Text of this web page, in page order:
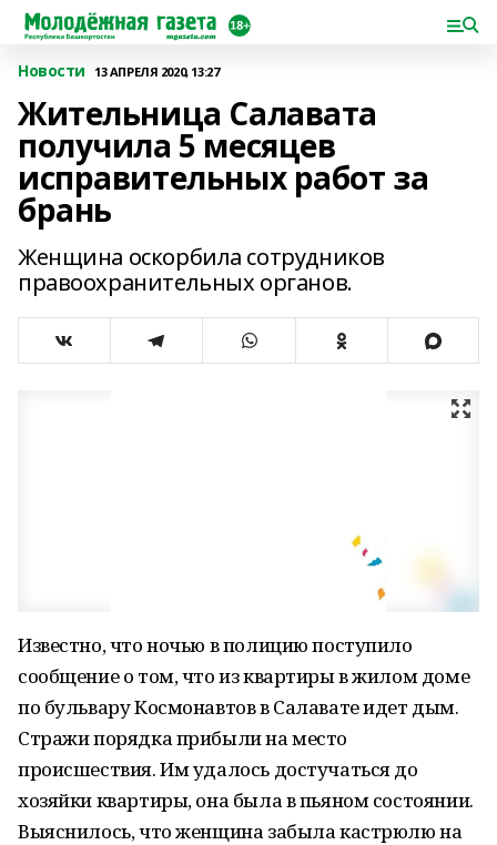
Новости 13 АПРЕЛЯ 2020, 13:27
Жительница Салавата
получила 5 месяцев
исправительных работ за
брань
Женщина оскорбила сотрудников
правоохранительных органов.
Известно, что ночью в полицию поступило
сообщение о том, что из квартиры в жилом доме
по бульвару Космонавтов в Салавате идет дым.
Стражи порядка прибыли на место
происшествия. Им удалось достучаться до
хозяйки квартиры, она была в пьяном состоянии.
Выяснилось, что женщина забыла кастрюлю на